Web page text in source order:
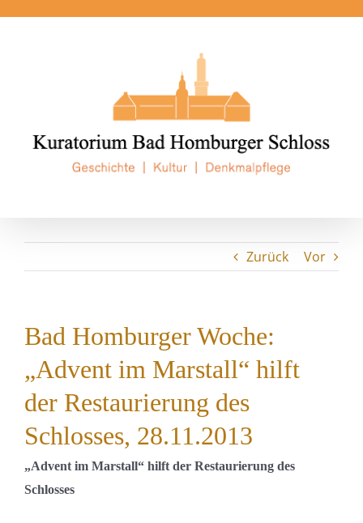
Zurück Vor
Bad Homburger Woche:
„Advent im Marstall“ hilft
der Restaurierung des
Schlosses, 28.11.2013
„Advent im Marstall“ hilft der Restaurierung des
Schlosses